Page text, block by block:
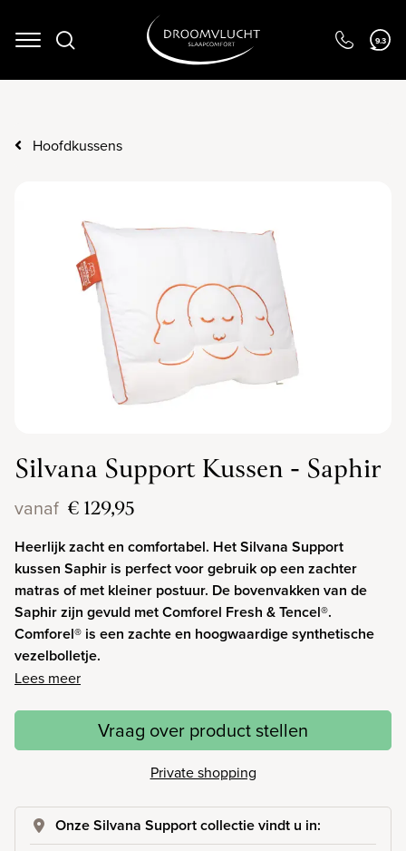
Navigation 9.3
Hoofdkussens
Silvana Support Kussen - Saphir
vanaf € 129,95
Heerlijk zacht en comfortabel. Het Silvana Support
kussen Saphir is perfect voor gebruik op een zachter
matras of met kleiner postuur. De bovenvakken van de
Saphir zijn gevuld met Comforel Fresh & Tencel®.
Comforel® is een zachte en hoogwaardige synthetische
vezelbolletje.
Lees meer
Vraag over product stellen
Private shopping
Onze Silvana Support collectie vindt u in: